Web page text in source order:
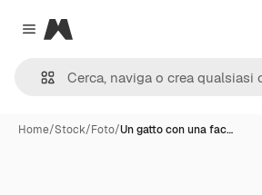
Close menu
Magnific
Home/Stock/Foto/Un gatto con una fac…